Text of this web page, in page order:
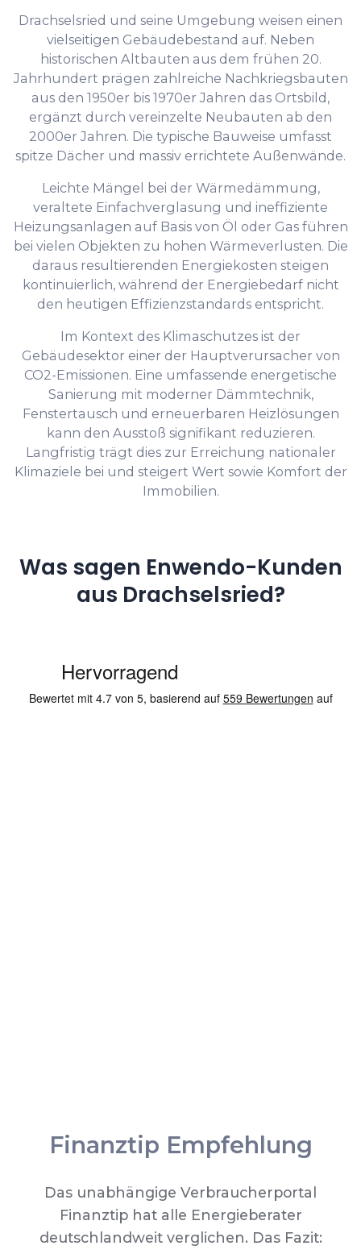
Drachselsried und seine Umgebung weisen einen
vielseitigen Gebäudebestand auf. Neben
historischen Altbauten aus dem frühen 20.
Jahrhundert prägen zahlreiche Nachkriegsbauten
aus den 1950er bis 1970er Jahren das Ortsbild,
ergänzt durch vereinzelte Neubauten ab den
2000er Jahren. Die typische Bauweise umfasst
spitze Dächer und massiv errichtete Außenwände.
Leichte Mängel bei der Wärmedämmung,
veraltete Einfachverglasung und ineffiziente
Heizungsanlagen auf Basis von Öl oder Gas führen
bei vielen Objekten zu hohen Wärmeverlusten. Die
daraus resultierenden Energiekosten steigen
kontinuierlich, während der Energiebedarf nicht
den heutigen Effizienzstandards entspricht.
Im Kontext des Klimaschutzes ist der
Gebäudesektor einer der Hauptverursacher von
CO2-Emissionen. Eine umfassende energetische
Sanierung mit moderner Dämmtechnik,
Fenstertausch und erneuerbaren Heizlösungen
kann den Ausstoß signifikant reduzieren.
Langfristig trägt dies zur Erreichung nationaler
Klimaziele bei und steigert Wert sowie Komfort der
Immobilien.
Was sagen Enwendo-Kunden
aus Drachselsried?
Finanztip Empfehlung
Das unabhängige Verbraucherportal
Finanztip hat alle Energieberater
deutschlandweit verglichen. Das Fazit: